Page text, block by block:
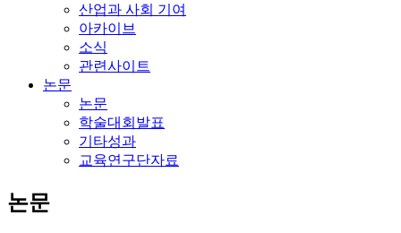
산업과 사회 기여
아카이브
소식
관련사이트
논문
논문
학술대회발표
기타성과
교육연구단자료
논문